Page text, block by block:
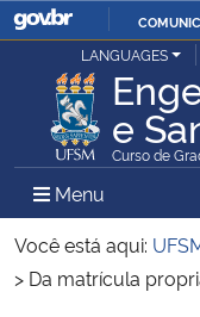
Ministério da Justiça e
Ministério da Defesa
Ministério das Relações
LANGUAGES
e
Curso de
Menu Menu
Você está aqui:
> Da matrícula